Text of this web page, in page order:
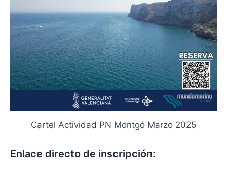
Cartel Actividad PN Montgó Marzo 2025
Enlace directo de inscripción: